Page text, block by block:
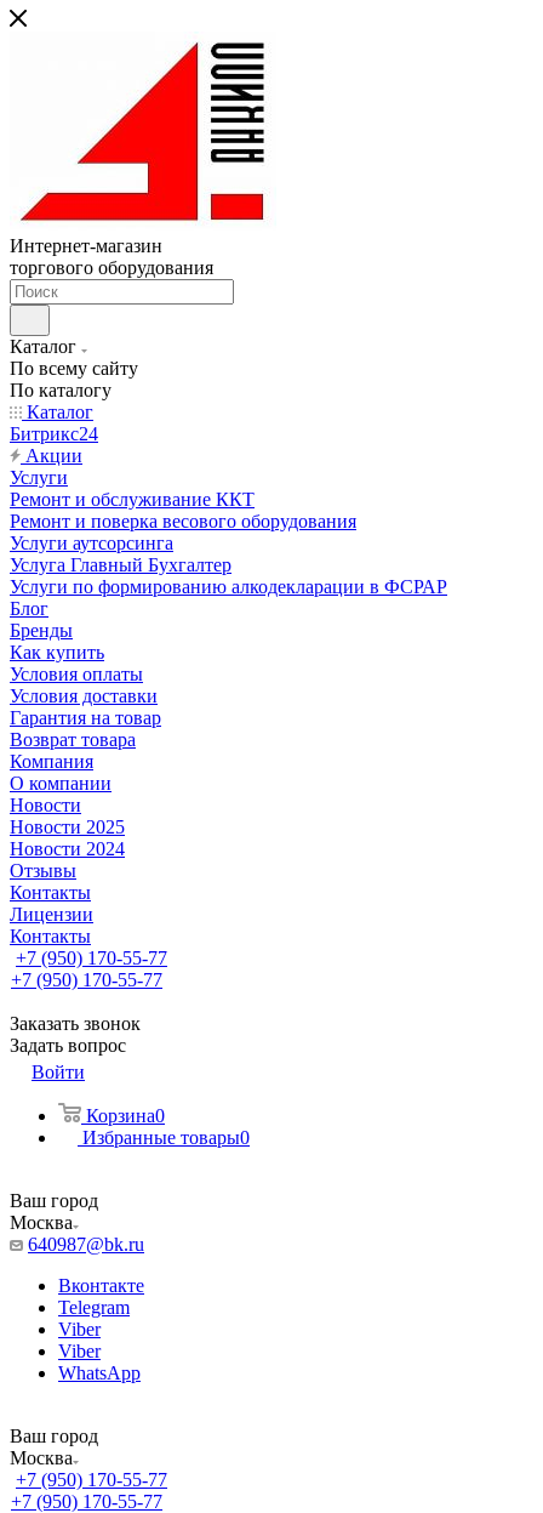
Интернет-магазин
торгового оборудования
Каталог
По всему сайту
По каталогу
Каталог
Битрикс24
Акции
Услуги
Ремонт и обслуживание ККТ
Ремонт и поверка весового оборудования
Услуги аутсорсинга
Услуга Главный Бухгалтер
Услуги по формированию алкодекларации в ФСРАР
Блог
Бренды
Как купить
Условия оплаты
Условия доставки
Гарантия на товар
Возврат товара
Компания
О компании
Новости
Новости 2025
Новости 2024
Отзывы
Контакты
Лицензии
Контакты
+7 (950) 170-55-77
+7 (950) 170-55-77
Заказать звонок
Задать вопрос
Войти
Корзина0
Избранные товары0
Ваш город
Москва
640987@bk.ru
Вконтакте
Telegram
Viber
Viber
WhatsApp
Ваш город
Москва
+7 (950) 170-55-77
+7 (950) 170-55-77